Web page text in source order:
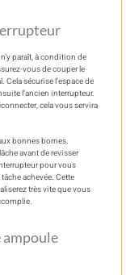
paraît, à condition de
vous de couper le
sécurise l’espace de
l’ancien interrupteur.
cela vous servira
bonnes bornes.
avant de revisser
pour vous
achevée. Cette
très vite que vous
ampoule